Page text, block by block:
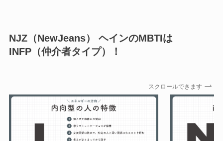
NJZ（NewJeans） ヘインのMBTIは
INFP（仲介者タイプ）！
スクロールできます